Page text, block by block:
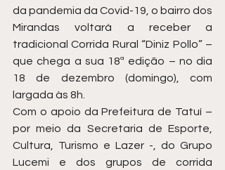
da pandemia da Covid-19, o bairro dos
Mirandas voltará a receber a
tradicional Corrida Rural “Diniz Pollo” –
que chega a sua 18ª edição – no dia
18 de dezembro (domingo), com
largada às 8h.
Com o apoio da Prefeitura de Tatuí –
por meio da Secretaria de Esporte,
Cultura, Turismo e Lazer -, do Grupo
Lucemi e dos grupos de corrida